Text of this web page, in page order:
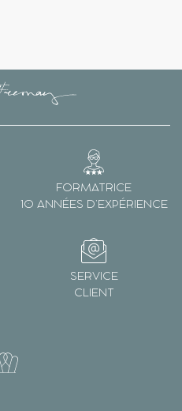
FORMATRICE
10 ANNÉES D’EXPÉRIENCE
SERVICE
CLIENT